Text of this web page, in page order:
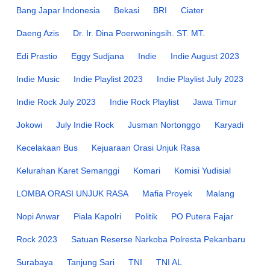
Bang Japar Indonesia Bekasi BRI Ciater
Daeng Azis Dr. Ir. Dina Poerwoningsih. ST. MT.
Edi Prastio Eggy Sudjana Indie Indie August 2023
Indie Music Indie Playlist 2023 Indie Playlist July 2023
Indie Rock July 2023 Indie Rock Playlist Jawa Timur
Jokowi July Indie Rock Jusman Nortonggo Karyadi
Kecelakaan Bus Kejuaraan Orasi Unjuk Rasa
Kelurahan Karet Semanggi Komari Komisi Yudisial
LOMBA ORASI UNJUK RASA Mafia Proyek Malang
Nopi Anwar Piala Kapolri Politik PO Putera Fajar
Rock 2023 Satuan Reserse Narkoba Polresta Pekanbaru
Surabaya Tanjung Sari TNI TNI AL